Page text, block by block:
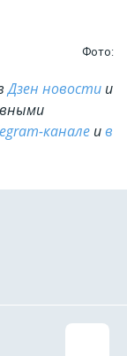
Фото:
Дзен новости и
канале ив